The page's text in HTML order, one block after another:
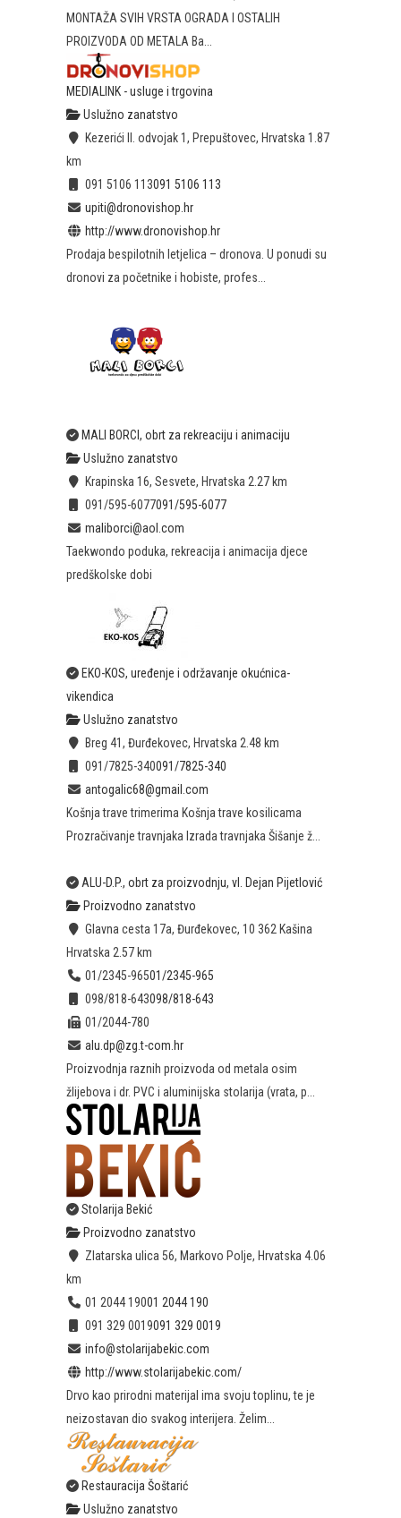
MONTAŽA SVIH VRSTA OGRADA I OSTALIH
PROIZVODA OD METALA Ba...
MEDIALINK - usluge i trgovina
Uslužno zanatstvo
Kezerići II. odvojak 1, Prepuštovec, Hrvatska 1.87
km
091 5106 113091 5106 113
upiti@dronovishop.hr
http://www.dronovishop.hr
Prodaja bespilotnih letjelica – dronova. U ponudi su
dronovi za početnike i hobiste, profes...
MALI BORCI, obrt za rekreaciju i animaciju
Uslužno zanatstvo
Krapinska 16, Sesvete, Hrvatska 2.27 km
091/595-6077091/595-6077
maliborci@aol.com
Taekwondo poduka, rekreacija i animacija djece
predškolske dobi
EKO-KOS, uređenje i održavanje okućnica-
vikendica
Uslužno zanatstvo
Breg 41, Đurđekovec, Hrvatska 2.48 km
091/7825-340091/7825-340
antogalic68@gmail.com
Košnja trave trimerima Košnja trave kosilicama
Prozračivanje travnjaka Izrada travnjaka Šišanje ž...
ALU-D.P., obrt za proizvodnju, vl. Dejan Pijetlović
Proizvodno zanatstvo
Glavna cesta 17a, Đurđekovec, 10 362 Kašina
Hrvatska2.57 km
01/2345-96501/2345-965
098/818-643098/818-643
01/2044-780
alu.dp@zg.t-com.hr
Proizvodnja raznih proizvoda od metala osim
žlijebova i dr. PVC i aluminijska stolarija (vrata, p...
Stolarija Bekić
Proizvodno zanatstvo
Zlatarska ulica 56, Markovo Polje, Hrvatska 4.06
km
01 2044 19001 2044 190
091 329 0019091 329 0019
info@stolarijabekic.com
http://www.stolarijabekic.com/
Drvo kao prirodni materijal ima svoju toplinu, te je
neizostavan dio svakog interijera. Želim...
Restauracija Šoštarić
Uslužno zanatstvo